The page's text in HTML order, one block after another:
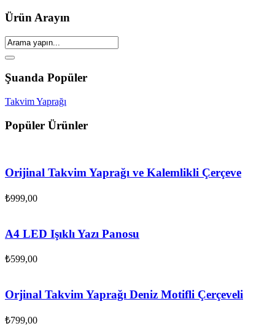
Ürün Arayın
Şuanda Popüler
Takvim Yaprağı
Popüler Ürünler
Orijinal Takvim Yaprağı ve Kalemlikli Çerçeve
₺999,00
A4 LED Işıklı Yazı Panosu
₺599,00
Orjinal Takvim Yaprağı Deniz Motifli Çerçeveli
₺799,00